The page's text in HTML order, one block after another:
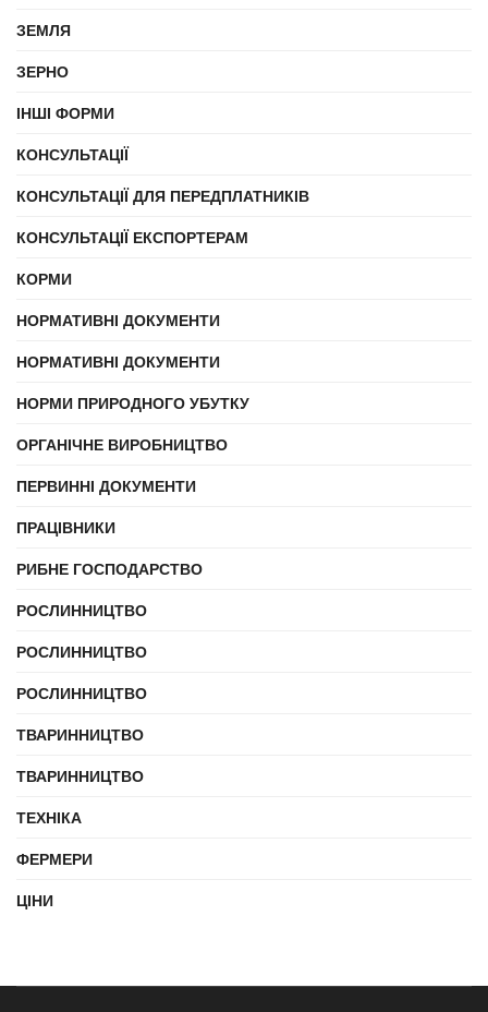
ЗЕМЛЯ
ЗЕРНО
ІНШІ ФОРМИ
КОНСУЛЬТАЦІЇ
КОНСУЛЬТАЦІЇ ДЛЯ ПЕРЕДПЛАТНИКІВ
КОНСУЛЬТАЦІЇ ЕКСПОРТЕРАМ
КОРМИ
НОРМАТИВНІ ДОКУМЕНТИ
НОРМАТИВНІ ДОКУМЕНТИ
НОРМИ ПРИРОДНОГО УБУТКУ
ОРГАНІЧНЕ ВИРОБНИЦТВО
ПЕРВИННІ ДОКУМЕНТИ
ПРАЦІВНИКИ
РИБНЕ ГОСПОДАРСТВО
РОСЛИННИЦТВО
РОСЛИННИЦТВО
РОСЛИННИЦТВО
ТВАРИННИЦТВО
ТВАРИННИЦТВО
ТЕХНІКА
ФЕРМЕРИ
ЦІНИ